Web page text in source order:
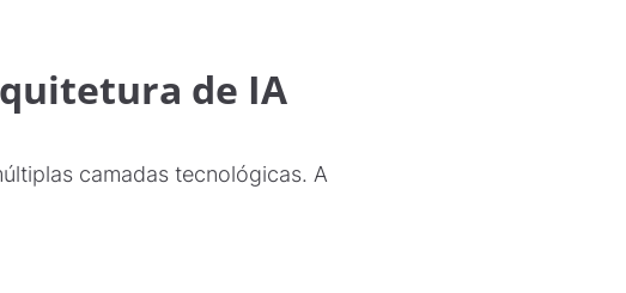
de IA
camadas tecnológicas. A